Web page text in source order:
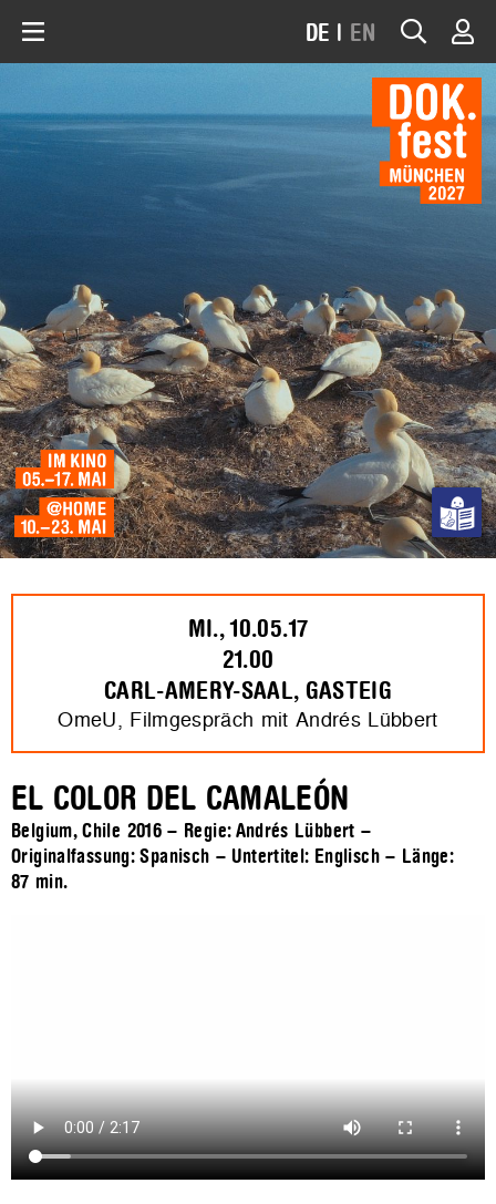
DE | EN
MI., 10.05.17
21.00
CARL-AMERY-SAAL, GASTEIG
OmeU, Filmgespräch mit Andrés Lübbert
EL COLOR DEL CAMALEÓN
Belgium, Chile 2016 – Regie: Andrés Lübbert –
Originalfassung: Spanisch – Untertitel: Englisch – Länge:
87 min.